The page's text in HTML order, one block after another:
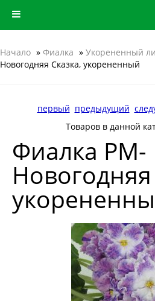
Начало » Фиалка » Укорененный
Новогодняя Сказка, укорененный
первый предыдущий
Товаров в данной
Фиалка РМ-
Новогодняя